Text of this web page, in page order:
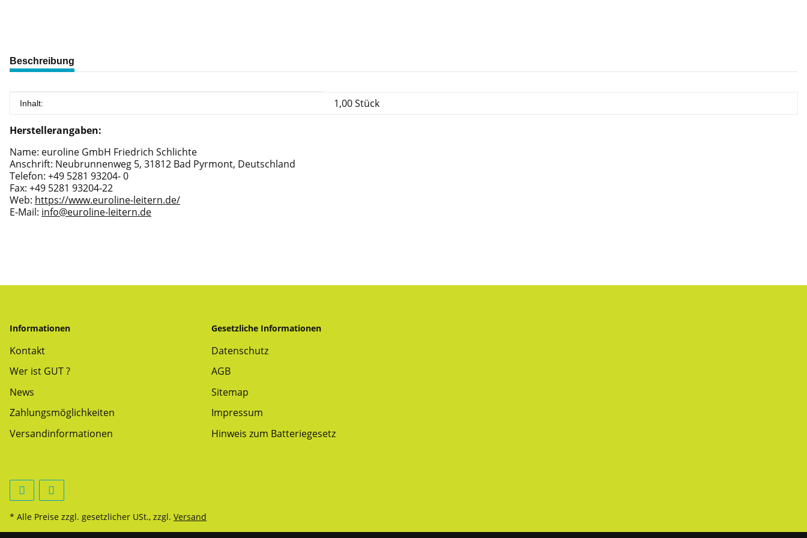
weitere Registerkarten anzeigen
Beschreibung
Produkteigenschaft
Wert
Inhalt: 1,00 Stück
Herstellerangaben:
Name: euroline GmbH Friedrich Schlichte
Anschrift: Neubrunnenweg 5, 31812 Bad Pyrmont, Deutschland
Telefon: +49 5281 93204- 0
Fax: +49 5281 93204-22
Web: https://www.euroline-leitern.de/
E-Mail: info@euroline-leitern.de
Informationen
Kontakt
Wer ist GUT ?
News
Zahlungsmöglichkeiten
Versandinformationen
Gesetzliche Informationen
Datenschutz
AGB
Sitemap
Impressum
Hinweis zum Batteriegesetz
* Alle Preise zzgl. gesetzlicher USt., zzgl. Versand